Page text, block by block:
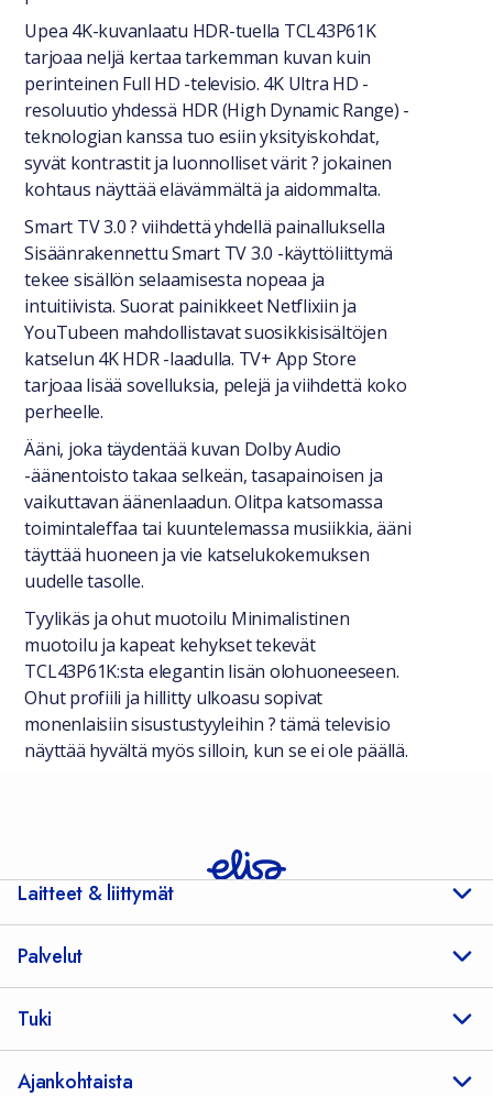
Upea 4K-kuvanlaatu HDR-tuella TCL43P61K
tarjoaa neljä kertaa tarkemman kuvan kuin
perinteinen Full HD -televisio. 4K Ultra HD -
resoluutio yhdessä HDR (High Dynamic Range) -
teknologian kanssa tuo esiin yksityiskohdat,
syvät kontrastit ja luonnolliset värit ? jokainen
kohtaus näyttää elävämmältä ja aidommalta.
Smart TV 3.0 ? viihdettä yhdellä painalluksella
Sisäänrakennettu Smart TV 3.0 -käyttöliittymä
tekee sisällön selaamisesta nopeaa ja
intuitiivista. Suorat painikkeet Netflixiin ja
YouTubeen mahdollistavat suosikkisisältöjen
katselun 4K HDR -laadulla. TV+ App Store
tarjoaa lisää sovelluksia, pelejä ja viihdettä koko
perheelle.
Ääni, joka täydentää kuvan Dolby Audio
-äänentoisto takaa selkeän, tasapainoisen ja
vaikuttavan äänenlaadun. Olitpa katsomassa
toimintaleffaa tai kuuntelemassa musiikkia, ääni
täyttää huoneen ja vie katselukokemuksen
uudelle tasolle.
Tyylikäs ja ohut muotoilu Minimalistinen
muotoilu ja kapeat kehykset tekevät
TCL43P61K:sta elegantin lisän olohuoneeseen.
Ohut profiili ja hillitty ulkoasu sopivat
monenlaisiin sisustustyyleihin ? tämä televisio
näyttää hyvältä myös silloin, kun se ei ole päällä.
Laitteet & liittymät
Palvelut
Tuki
Ajankohtaista